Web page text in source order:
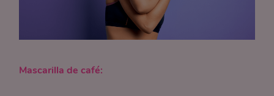
Mascarilla de café: